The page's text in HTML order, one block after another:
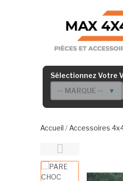
Sélectionnez Votre
-- MARQUE --
▼
Accueil Accessoires